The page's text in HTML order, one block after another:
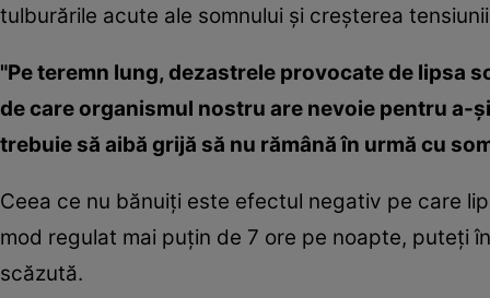
tulburările acute ale somnului şi creşterea
"Pe teremn lung, dezastrele provocate de lipsa
de care organismul nostru are nevoie pentru a-
trebuie să aibă grijă să nu rămână în urmă cu
Ceea ce nu bănuiţi este efectul negativ pe care
mod regulat mai puţin de 7 ore pe noapte, puteţi
scăzută.